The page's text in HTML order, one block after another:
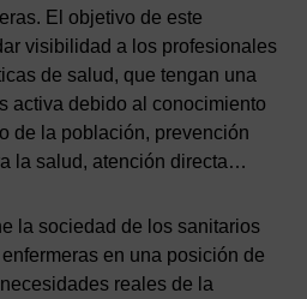
El objetivo de este
visibilidad a los profesionales
de salud, que tengan una
activa debido al conocimiento
de la población, prevención
la salud, atención directa…
la sociedad de los sanitarios
en una posición de
reales de la